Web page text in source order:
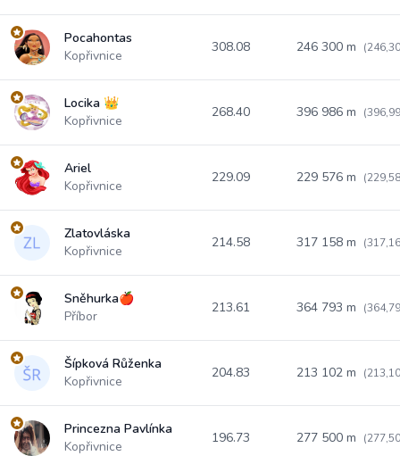
Pocahontas
Kopřivnice
308.08 246 300 m
Locika 👑
Kopřivnice
268.40 396 986 m
Ariel
Kopřivnice
229.09 229 576 m
Zlatovláska
Kopřivnice
214.58 317 158 m
Sněhurka🍎
Příbor
213.61 364 793 m
Šípková Růženka
Kopřivnice
204.83 213 102 m
Princezna Pavlínka
Kopřivnice
196.73 277 500 m